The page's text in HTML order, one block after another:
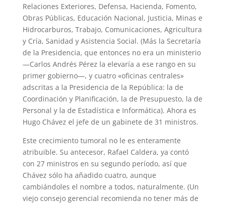
Relaciones Exteriores, Defensa, Hacienda, Fomento,
Obras Públicas, Educación Nacional, Justicia, Minas e
Hidrocarburos, Trabajo, Comunicaciones, Agricultura
y Cría, Sanidad y Asistencia Social. (Más la Secretaría
de la Presidencia, que entonces no era un ministerio
—Carlos Andrés Pérez la elevaría a ese rango en su
primer gobierno—, y cuatro «oficinas centrales»
adscritas a la Presidencia de la República: la de
Coordinación y Planificación, la de Presupuesto, la de
Personal y la de Estadística e Informática). Ahora es
Hugo Chávez el jefe de un gabinete de 31 ministros.
Este crecimiento tumoral no le es enteramente
atribuible. Su antecesor, Rafael Caldera, ya contó
con 27 ministros en su segundo período, así que
Chávez sólo ha añadido cuatro, aunque
cambiándoles el nombre a todos, naturalmente. (Un
viejo consejo gerencial recomienda no tener más de